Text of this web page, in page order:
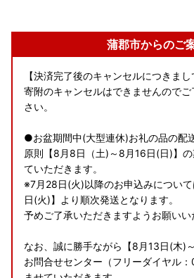
蒲郡市からのご
【決済完了後のキャンセルにつきまし
寄附のキャンセルはできませんので
さい。
●お盆期間中(大型連休)お礼の品の配
原則【8月8日（土)～8月16日(日)】
ていただきます。
※7月28日(火)以降のお申込みについ
日(火)】より順次発送となります。
予めご了承いただきますようお願いい
なお、誠に勝手ながら【8月13日(木)
お問合せセンター（フリーダイヤル